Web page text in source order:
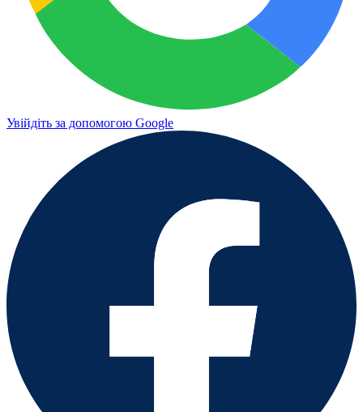
Увійдіть за допомогою Google